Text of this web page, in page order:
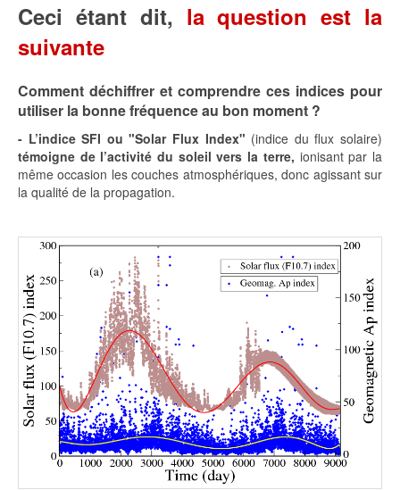
Ceci étant dit, la question est la
suivante
Comment déchiffrer et comprendre ces indices pour
utiliser la bonne fréquence au bon moment ?
- L’indice SFI ou "Solar Flux Index" (indice du flux solaire)
témoigne de l’activité du soleil vers la terre, ionisant par la
même occasion les couches atmosphériques, donc agissant sur
la qualité de la propagation.